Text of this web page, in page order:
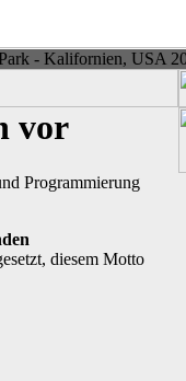
- Kalifornien, USA
vor
Programmierung
diesem Motto